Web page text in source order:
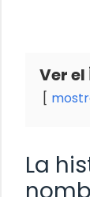
Ver
La